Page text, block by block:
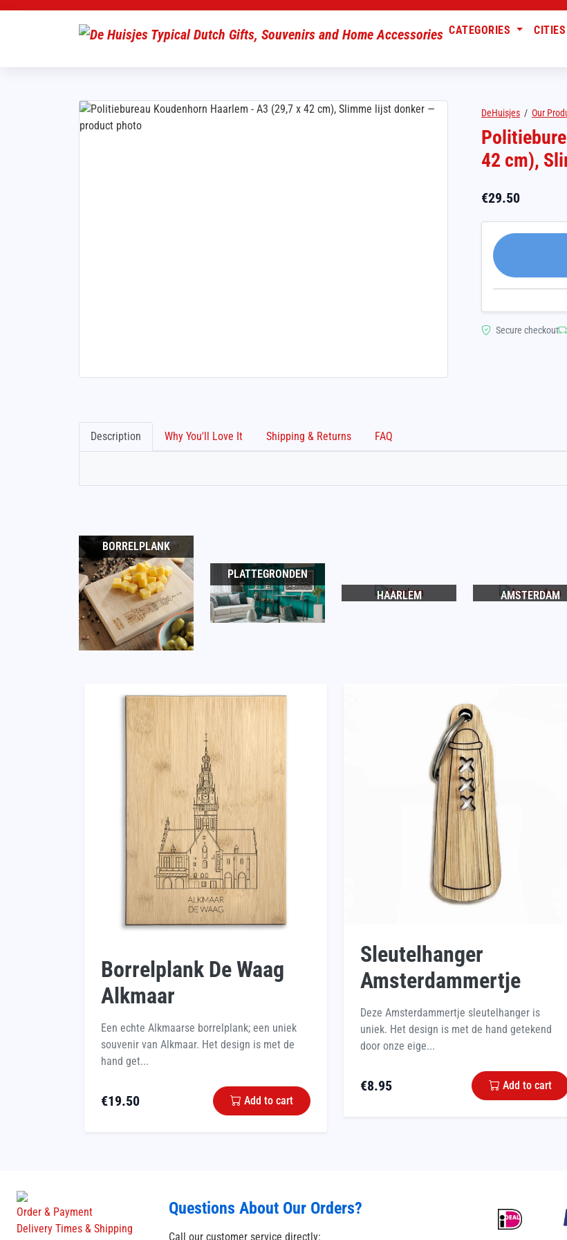
CATEGORIES CITIES
DeHuisjes / Our
42 cm),
€29.50
Secure checkout
Description Why You'll Love It Shipping & Returns FAQ
BORRELPLANK
PLATTEGRONDEN
HAARLEM
AMSTERDAM
Borrelplank De Waag
Alkmaar
Een echte Alkmaarse borrelplank; een uniek
souvenir van Alkmaar. Het design is met de
hand get...
€19.50 Add to cart
Sleutelhanger
Amsterdammertje
Deze Amsterdammertje sleutelhanger is
uniek. Het design is met de hand getekend
door onze eige...
€8.95 Add to cart
Order & Payment
Delivery Times & Shipping
Questions About Our Orders?
Call our customer service directly: